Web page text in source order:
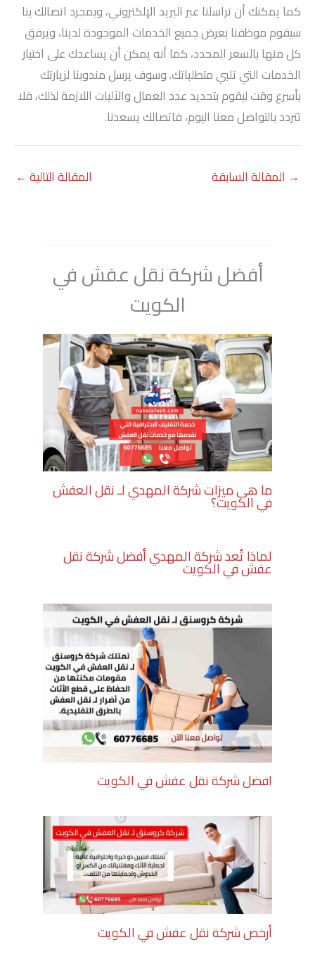
كما يمكنك أن تراسلنا عبر البريد الإلكتروني، وبمجرد اتصالك بنا
سيقوم موظفنا بعرض جميع الخدمات الموجودة لدينا، ويرفق
كل منها بالسعر المحدد، كما أنه يمكن أن يساعدك على اختيار
الخدمات التي تلبي متطلباتك. وسوف يرسل مندوبنا لزيارتك
بأسرع وقت ليقوم بتحديد عدد العمال والآليات اللازمة لذلك، فلا
تتردد بالتواصل معنا اليوم، فاتصالك يسعدنا.
→ المقالة السابقة المقالة التالية ←
أفضل شركة نقل عفش في
الكويت
ما هي ميزات شركة المهدي لـ نقل العفش
في الكويت؟
لماذا تُعد شركة المهدي أفضل شركة نقل
عفش في الكويت
افضل شركة نقل عفش في الكويت
أرخص شركة نقل عفش في الكويت